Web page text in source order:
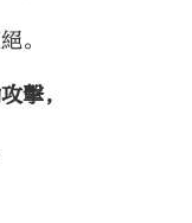
。
擊，